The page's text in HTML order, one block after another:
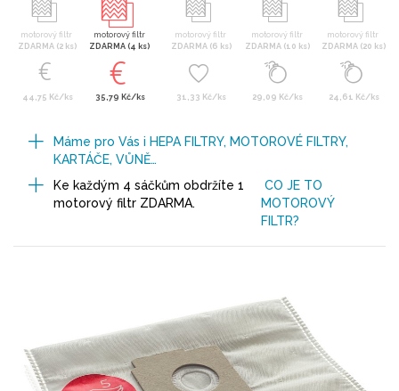
motorový filtr
ZDARMA (2 ks)
44,75 Kč/ks
motorový filtr
ZDARMA (4 ks)
35,79 Kč/ks
motorový filtr
ZDARMA (6 ks)
31,33 Kč/ks
motorový filtr
ZDARMA (10 ks)
29,09 Kč/ks
motorový filtr
ZDARMA (20 ks)
24,61 Kč/ks
Máme pro Vás i HEPA FILTRY, MOTOROVÉ FILTRY,
KARTÁČE, VŮNĚ…
Ke každým 4 sáčkům obdržíte 1
motorový filtr ZDARMA.
CO JE TO
MOTOROVÝ
FILTR?